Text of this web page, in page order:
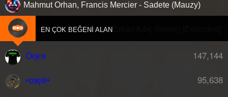
Mahmut Orhan, Francis Mercier - Sadete (Mauzy)
Kurtuluş Kuş - Topla Git (Erkan Kılıç Remix) [Extended]
EN ÇOK BEĞENI ALAN
147,144
Öηєя
95,638
•໐ຊiē•